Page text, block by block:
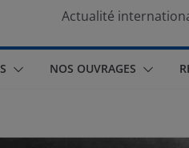
Actualité
NOS OUVRAGES